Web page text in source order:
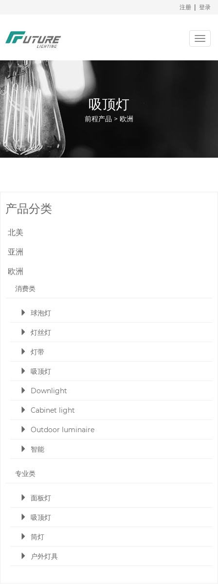
注册 登录
吸顶灯
前程产品 > 欧洲
产品分类
北美
亚洲
欧洲
消费类
球泡灯
灯丝灯
灯带
吸顶灯
Downlight
Cabinet light
Outdoor luminaire
智能
专业类
面板灯
吸顶灯
筒灯
户外灯具